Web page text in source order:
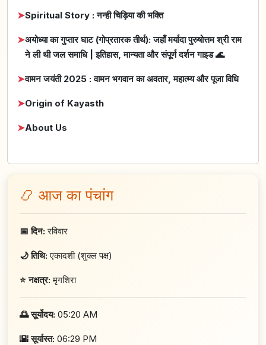
➤Spiritual Story : नन्ही चिड़िया की भक्ति
➤अयोध्या का गुप्तार घाट (गोप्रतारक तीर्थ): जहाँ मर्यादा पुरुषोत्तम श्री राम
ने ली थी जल समाधि | इतिहास, मान्यता और संपूर्ण दर्शन गाइड 🌊
➤वामन जयंती 2025 : वामन भगवान का अवतार, महात्म्य और पूजा विधि
➤Origin of Kayasth
➤About Us
📿 आज का पंचांग
📅 दिन:रविवार
🌙 तिथि:एकादशी (शुक्ल पक्ष)
⭐ नक्षत्र:मृगशिरा
🌅 सूर्योदय: 05:20 AM
🌇 सूर्यास्त: 06:29 PM